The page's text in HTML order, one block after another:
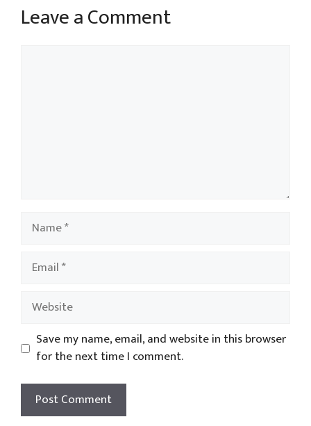
Leave a Comment
Name
Email
Website
Save my name, email, and website in this browser
for the next time I comment.